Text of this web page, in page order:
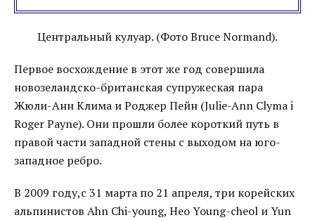
Центральный кулуар. (Фото Bruce Normand).
Первое восхождение в этот же год совершила
новозеландско-британская супружеская пара
Жюли-Анн Клима и Роджер Пейн (Julie-Ann Clyma i
Roger Payne). Они прошли более короткий путь в
правой части западной стены с выходом на юго-
западное ребро.
В 2009 году,с 31 марта по 21 апреля, три корейских
альпинистов Ahn Chi-young, Heo Young-cheol и Yun